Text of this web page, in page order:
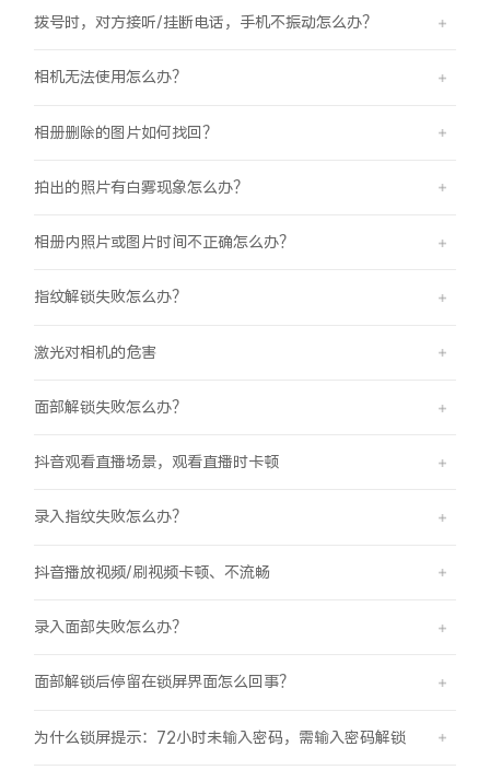
拨号时，对方接听/挂断电话，手机不振动怎么办？
相机无法使用怎么办？
相册删除的图片如何找回？
拍出的照片有白雾现象怎么办？
相册内照片或图片时间不正确怎么办？
指纹解锁失败怎么办？
激光对相机的危害
面部解锁失败怎么办？
抖音观看直播场景，观看直播时卡顿
录入指纹失败怎么办？
抖音播放视频/刷视频卡顿、不流畅
录入面部失败怎么办？
面部解锁后停留在锁屏界面怎么回事？
为什么锁屏提示：72小时未输入密码，需输入密码解锁